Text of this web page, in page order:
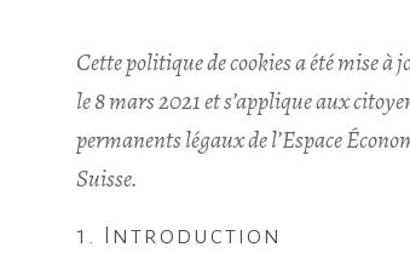
Cette politique de cookies a été mise
le 8 mars 2021 et s’applique aux
permanents légaux de l’Espace
Suisse.
1. Introduction